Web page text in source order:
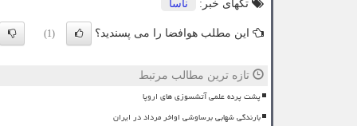
تگهای خبر: ناسا
این مطلب هوافضا را می پسندید؟ (1)
تازه ترین مطالب مرتبط
پشت پرده علمی آتشسوزی های اروپا
بارندگی شهابی برساوشی اواخر مرداد در ایران